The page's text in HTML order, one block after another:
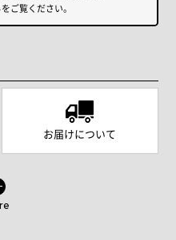
ご覧ください。
お届けについて